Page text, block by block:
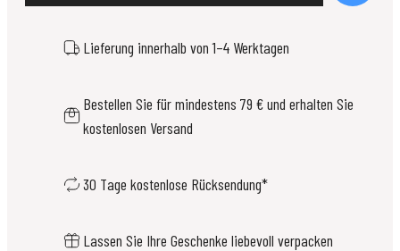
Lieferung innerhalb von 1–4 Werktagen
Bestellen Sie für mindestens 79 € und erhalten Sie
kostenlosen Versand
30 Tage kostenlose Rücksendung*
Lassen Sie Ihre Geschenke liebevoll verpacken